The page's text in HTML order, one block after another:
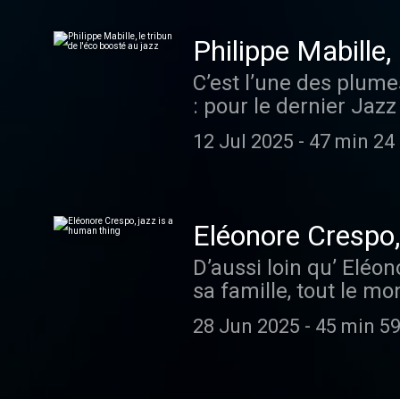
de la batterie, et il
grand quintet de
Visitez ausha.co/
Philippe
C’est l’une des
: pour le dernier
éditorial de La
Mais sa curiosité ne
Mabille a des étoiles
Hébergé par Ausha.
d'informations.
12 Jul 2025 - 47 min 24
Eléonore
D’aussi loin qu’
sa famille, tout le
de violoncelle. Le
York, et celle qui
28 Jun 2025 - 45 min